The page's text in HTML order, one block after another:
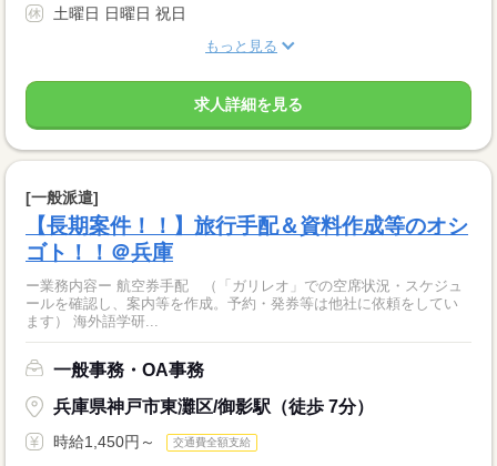
土曜日 日曜日 祝日
もっと見る
求人詳細を見る
[一般派遣]
【長期案件！！】旅行手配＆資料作成等のオシ
ゴト！！＠兵庫
ー業務内容ー 航空券手配 （「ガリレオ」での空席状況・スケジュ
ールを確認し、案内等を作成。予約・発券等は他社に依頼をしてい
ます） 海外語学研...
一般事務・OA事務
兵庫県神戸市東灘区/御影駅（徒歩 7分）
時給1,450円～ 交通費全額支給